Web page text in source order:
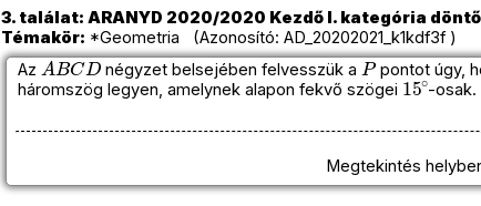
3. találat: ARANYD 2020/2020 Kezdő I. kategória
Témakör: *Geometria (Azonosító: AD_20202021_k1kdf3f )
Az
ABCD
négyzet belsejében felvesszük a
P
pontot úgy,
háromszög legyen, amelynek alapon fekvő szögei
15∘
-osak.
Megtekintés